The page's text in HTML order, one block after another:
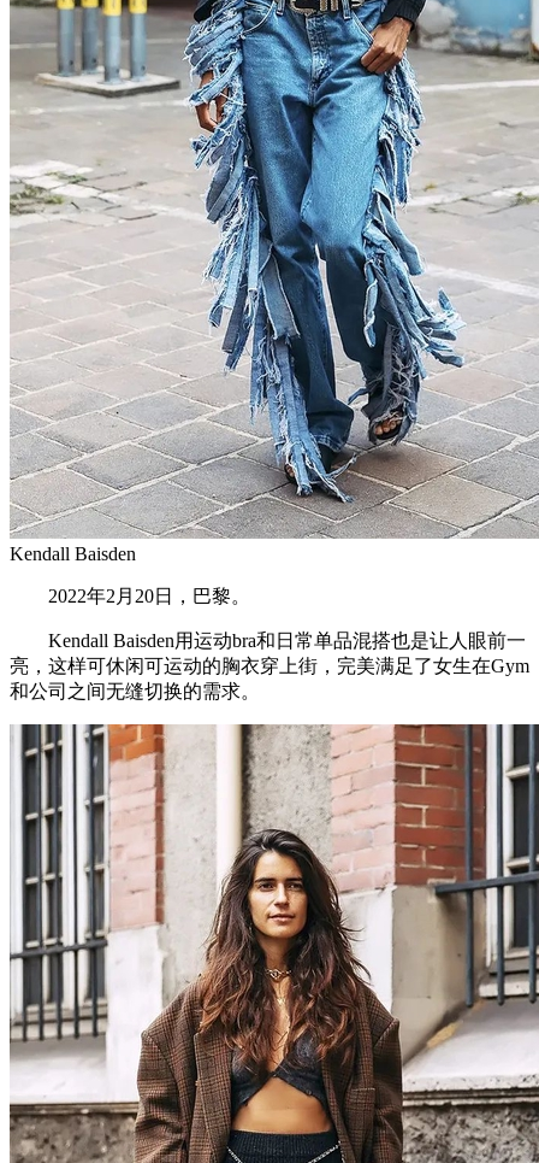
Kendall Baisden
2022年2月20日，巴黎。
Kendall Baisden用运动bra和日常单品混搭也是让人眼前一
亮，这样可休闲可运动的胸衣穿上街，完美满足了女生在Gym
和公司之间无缝切换的需求。